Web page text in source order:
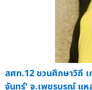
สศท.12 ชวนศึกษาวิถี
จันทร์' จ.เพชรบูรณ์ แห